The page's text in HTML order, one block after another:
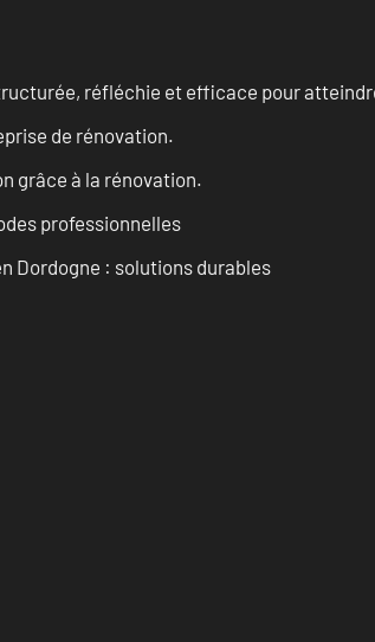
réfléchie et efficace pour
de rénovation.
grâce à la rénovation.
professionnelles
Dordogne : solutions durables